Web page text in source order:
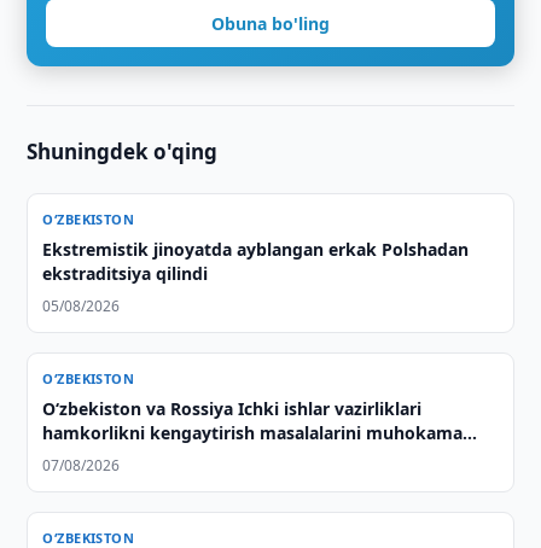
Obuna bo'ling
Shuningdek o'qing
O‘ZBEKISTON
Ekstremistik jinoyatda ayblangan erkak Polshadan
ekstraditsiya qilindi
05/08/2026
O‘ZBEKISTON
Oʻzbekiston va Rossiya Ichki ishlar vazirliklari
hamkorlikni kengaytirish masalalarini muhokama
qilishdi
07/08/2026
O‘ZBEKISTON